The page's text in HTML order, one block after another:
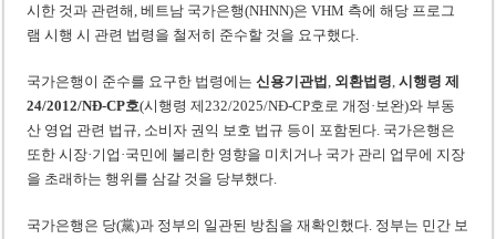
시한 것과 관련해, 베트남 국가은행(NHNN)은 VHM 측에 해당 프로그
램 시행 시 관련 법령을 철저히 준수할 것을 요구했다.
국가은행이 준수를 요구한 법령에는신용기관법 외환법령 ,시행령 제
24/2012/NĐ-CP호(시행령 제232/2025/NĐ-CP호로 개정·보완)와 부동
산 영업 관련 법규, 소비자 권익 보호 법규 등이 포함된다. 국가은행은
또한 시장·기업·국민에 불리한 영향을 미치거나 국가 관리 업무에 지장
을 초래하는 행위를 삼갈 것을 당부했다.
국가은행은 당(黨)과 정부의 일관된 방침을 재확인했다. 정부는 민간 보